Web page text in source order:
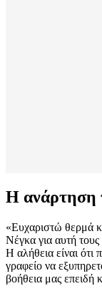
Η ανάρτηση
«Ευχαριστώ θερμά
Νέγκα για αυτή
Η αλήθεια είναι
γραφείο να
βοήθεια μας επειδή